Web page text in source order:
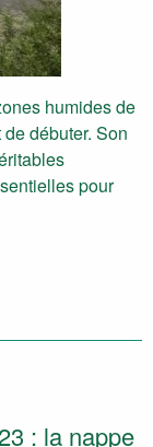
humides de
débuter. Son
pour
: la nappe